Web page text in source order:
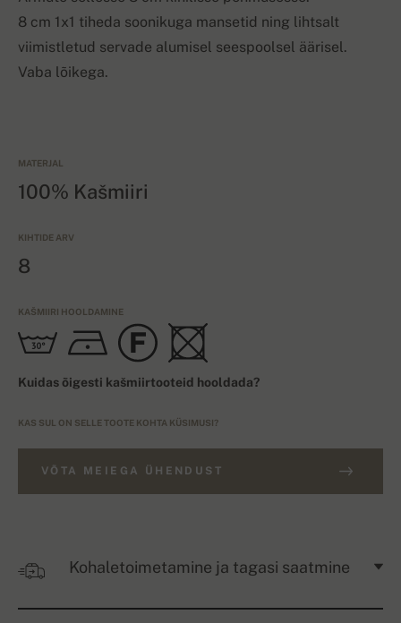
8 cm 1x1 tiheda soonikuga mansetid ning lihtsalt
viimistletud servade alumisel seespoolsel äärisel.
Vaba lõikega.
MATERJAL
100% Kašmiiri
KIHTIDE ARV
8
KAŠMIIRI HOOLDAMINE
Kuidas õigesti kašmiirtooteid hooldada?
KAS SUL ON SELLE TOOTE KOHTA KÜSIMUSI?
VÕTA MEIEGA ÜHENDUST
Kohaletoimetamine ja tagasi saatmine